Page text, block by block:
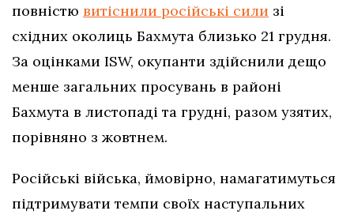
повністю витіснили російські сили зі
східних околиць Бахмута близько 21 грудня.
За оцінками ISW, окупанти здійснили дещо
менше загальних просувань в районі
Бахмута в листопаді та грудні, разом узятих,
порівняно з жовтнем.
Російські війська, ймовірно, намагатимуться
підтримувати темпи своїх наступальних